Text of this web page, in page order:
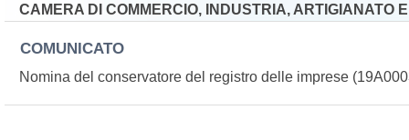
CAMERA DI COMMERCIO, INDUSTRIA, ARTIGIANATO
COMUNICATO
Nomina del conservatore del registro delle imprese